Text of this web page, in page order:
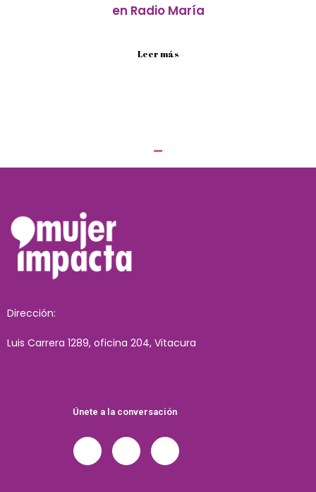
en Radio María
Leer más
Dirección:
Luis Carrera 1289, oficina 204, Vitacura
Únete a la conversación